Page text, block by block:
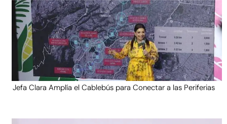
Jefa Clara Amplía el Cablebús para Conectar a las Periferias